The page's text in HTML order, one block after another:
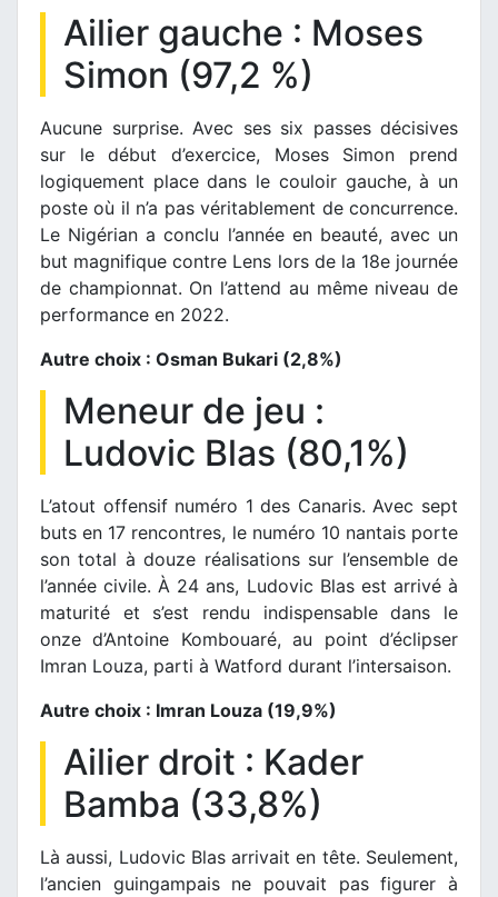
Ailier gauche : Moses
Simon (97,2 %)
Aucune surprise. Avec ses six passes décisives
sur le début d’exercice, Moses Simon prend
logiquement place dans le couloir gauche, à un
poste où il n’a pas véritablement de concurrence.
Le Nigérian a conclu l’année en beauté, avec un
but magnifique contre Lens lors de la 18e journée
de championnat. On l’attend au même niveau de
performance en 2022.
Autre choix : Osman Bukari (2,8%)
Meneur de jeu :
Ludovic Blas (80,1%)
L’atout offensif numéro 1 des Canaris. Avec sept
buts en 17 rencontres, le numéro 10 nantais porte
son total à douze réalisations sur l’ensemble de
l’année civile. À 24 ans, Ludovic Blas est arrivé à
maturité et s’est rendu indispensable dans le
onze d’Antoine Kombouaré, au point d’éclipser
Imran Louza, parti à Watford durant l’intersaison.
Autre choix : Imran Louza (19,9%)
Ailier droit : Kader
Bamba (33,8%)
Là aussi, Ludovic Blas arrivait en tête. Seulement,
l’ancien guingampais ne pouvait pas figurer à